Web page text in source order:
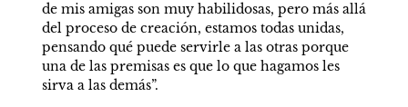
de mis amigas son muy habilidosas, pero más allá
del proceso de creación, estamos todas unidas,
pensando qué puede servirle a las otras porque
una de las premisas es que lo que hagamos les
sirva a las demás”.